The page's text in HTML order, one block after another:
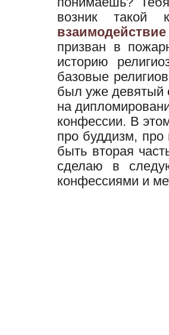
возник
призван в
историю
базовые
был уже девятый
на
конфессии. В
про буддизм,
быть вторая
сделаю в
конфессиями и